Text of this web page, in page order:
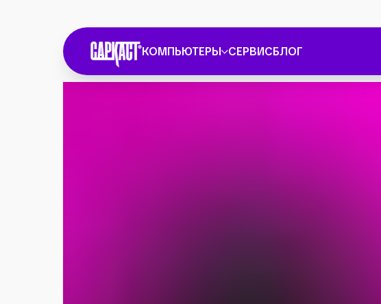
КОМПЬЮТЕРЫ СЕРВИСБЛОГ